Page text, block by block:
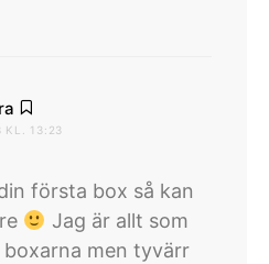
KL. 13:23
första box så kan
Jag är allt som
men tyvärr